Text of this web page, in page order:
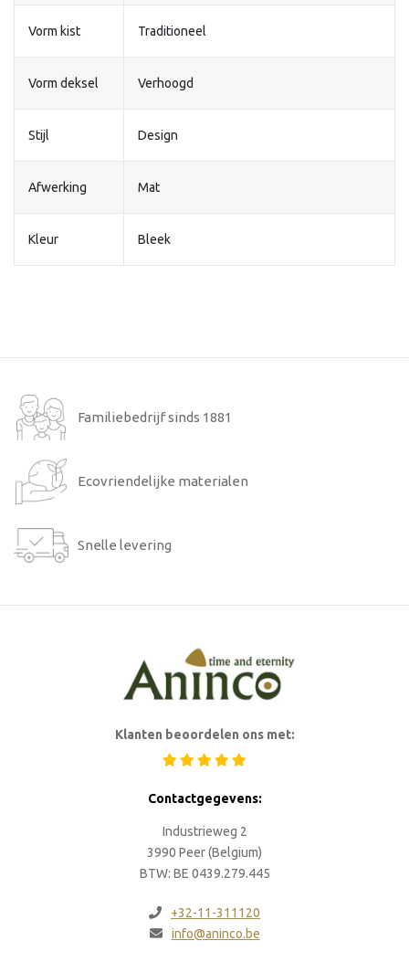
Vorm kist Traditioneel
Vorm deksel Verhoogd
Stijl Design
Afwerking Mat
Kleur Bleek
Familiebedrijf sinds 1881
Ecovriendelijke materialen
Snelle levering
Klanten beoordelen ons met:
Contactgegevens:
Industrieweg 2
3990 Peer (Belgium)
BTW: BE 0439.279.445
+32-11-311120
info@aninco.be